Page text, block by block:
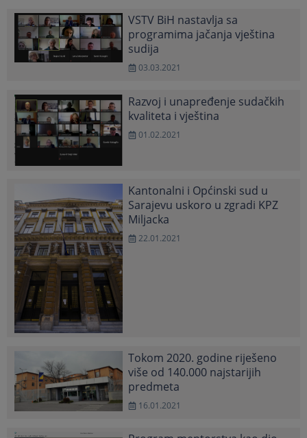
VSTV BiH nastavlja sa
programima jačanja vještina
sudija
03.03.2021
Razvoj i unapređenje sudačkih
kvaliteta i vještina
01.02.2021
Kantonalni i Općinski sud u
Sarajevu uskoro u zgradi KPZ
Miljacka
22.01.2021
Tokom 2020. godine riješeno
više od 140.000 najstarijih
predmeta
16.01.2021